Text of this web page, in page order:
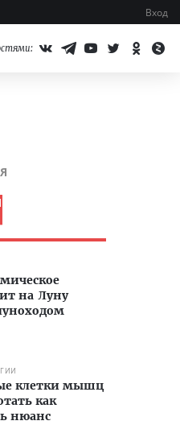
Вход
на Луну
клетки мышц
как
нюанс